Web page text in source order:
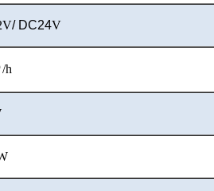
/ DC24V
h